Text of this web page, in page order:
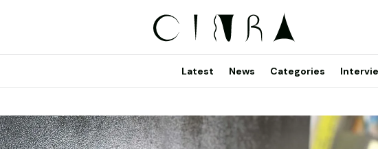
Latest News Categories